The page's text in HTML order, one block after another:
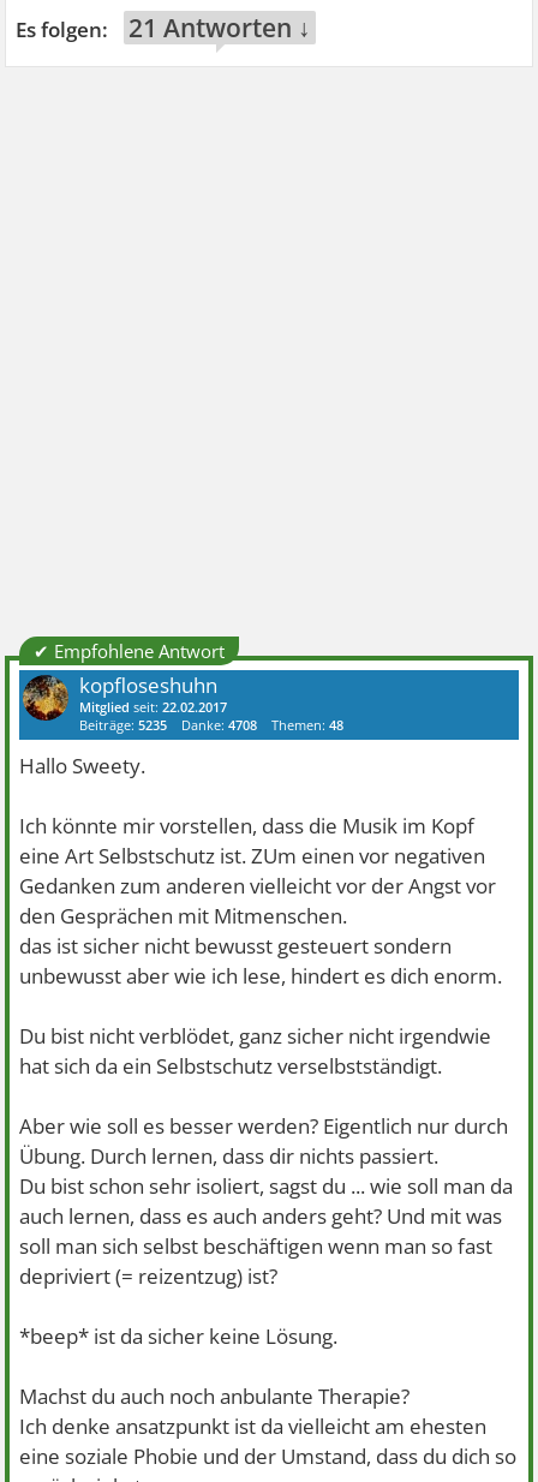
21 Antworten ↓
✔ Empfohlene Antwort
kopfloseshuhn
Mitglied seit:22.02.2017
Beiträge:5235 Danke:4708 Themen:48
Hallo Sweety.
Ich könnte mir vorstellen, dass die Musik im Kopf
eine Art Selbstschutz ist. ZUm einen vor negativen
Gedanken zum anderen vielleicht vor der Angst vor
den Gesprächen mit Mitmenschen.
das ist sicher nicht bewusst gesteuert sondern
unbewusst aber wie ich lese, hindert es dich enorm.
Du bist nicht verblödet, ganz sicher nicht irgendwie
hat sich da ein Selbstschutz verselbstständigt.
Aber wie soll es besser werden? Eigentlich nur durch
Übung. Durch lernen, dass dir nichts passiert.
Du bist schon sehr isoliert, sagst du ... wie soll man da
auch lernen, dass es auch anders geht? Und mit was
soll man sich selbst beschäftigen wenn man so fast
depriviert (= reizentzug) ist?
*beep* ist da sicher keine Lösung.
Machst du auch noch anbulante Therapie?
Ich denke ansatzpunkt ist da vielleicht am ehesten
eine soziale Phobie und der Umstand, dass du dich so